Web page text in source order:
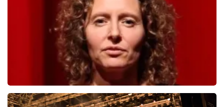
BESTEL NU
Esther van der Voort